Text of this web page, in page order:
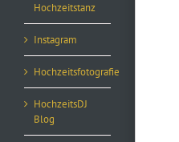
Hochzeitstanz
Instagram
Hochzeitsfotografie
HochzeitsDJ
Blog